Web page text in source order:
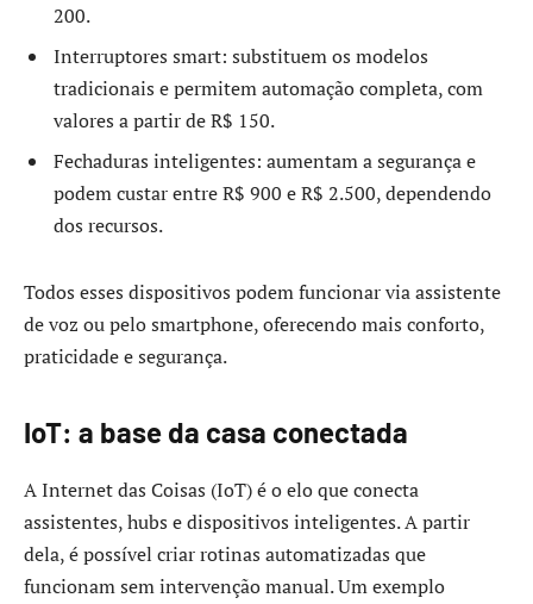
200.
Interruptores smart: substituem os modelos
tradicionais e permitem automação completa, com
valores a partir de R$ 150.
Fechaduras inteligentes: aumentam a segurança e
podem custar entre R$ 900 e R$ 2.500, dependendo
dos recursos.
Todos esses dispositivos podem funcionar via assistente
de voz ou pelo smartphone, oferecendo mais conforto,
praticidade e segurança.
IoT: a base da casa conectada
A Internet das Coisas (IoT) é o elo que conecta
assistentes, hubs e dispositivos inteligentes. A partir
dela, é possível criar rotinas automatizadas que
funcionam sem intervenção manual. Um exemplo